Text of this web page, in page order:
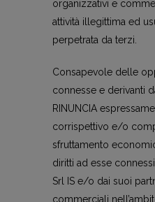
organizzativi e
attività illegittima ed
perpetrata da terzi.
Consapevole delle
connesse e derivanti
RINUNCIA
corrispettivo e/o
sfruttamento
diritti ad esse
Srl IS e/o dai suoi
commerciali